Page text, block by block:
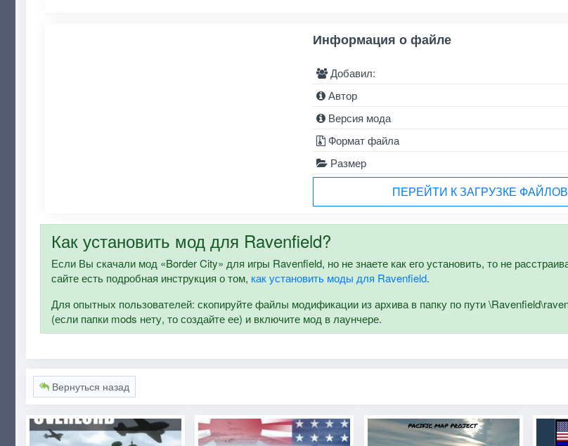
Информация о файле
Добавил:
Автор
Версия мода
Формат файла
Размер
ПЕРЕЙТИ К ЗАГРУЗКЕ ФАЙЛОВ
Как установить мод для Ravenfield?
Если Вы скачали мод «Border City» для игры Ravenfield, но не знаете как его установить, то не
сайте есть подробная инструкция о том, как установить моды для Ravenfield.
Для опытных пользователей: скопируйте файлы модификации из архива в папку по пути
(если папки mods нету, то создайте ее) и включите мод в лаунчере.
Вернуться назад